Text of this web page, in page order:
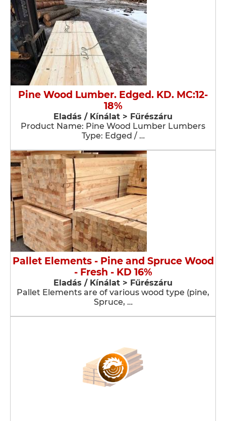
Pine Wood Lumber. Edged. KD. MC:12-
18%
Eladás / Kínálat > Fűrészáru
Product Name: Pine Wood Lumber Lumbers
Type: Edged / …
Pallet Elements - Pine and Spruce Wood
- Fresh - KD 16%
Eladás / Kínálat > Fűrészáru
Pallet Elements are of various wood type (pine,
Spruce, …